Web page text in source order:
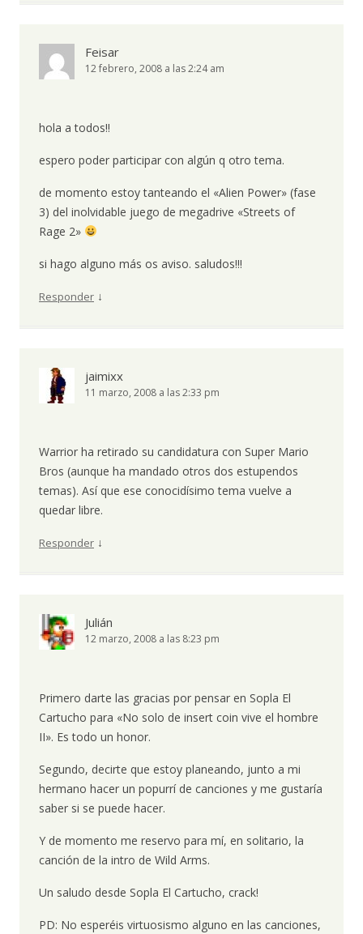
Feisar
12 febrero, 2008 a las 2:24 am
hola a todos!!
espero poder participar con algún q otro tema.
de momento estoy tanteando el «Alien Power» (fase
3) del inolvidable juego de megadrive «Streets of
Rage 2»
si hago alguno más os aviso. saludos!!!
Responder ↓
jaimixx
11 marzo, 2008 a las 2:33 pm
Warrior ha retirado su candidatura con Super Mario
Bros (aunque ha mandado otros dos estupendos
temas). Así que ese conocidísimo tema vuelve a
quedar libre.
Responder ↓
Julián
12 marzo, 2008 a las 8:23 pm
Primero darte las gracias por pensar en Sopla El
Cartucho para «No solo de insert coin vive el hombre
II». Es todo un honor.
Segundo, decirte que estoy planeando, junto a mi
hermano hacer un popurrí de canciones y me gustaría
saber si se puede hacer.
Y de momento me reservo para mí, en solitario, la
canción de la intro de Wild Arms.
Un saludo desde Sopla El Cartucho, crack!
PD: No esperéis virtuosismo alguno en las canciones,